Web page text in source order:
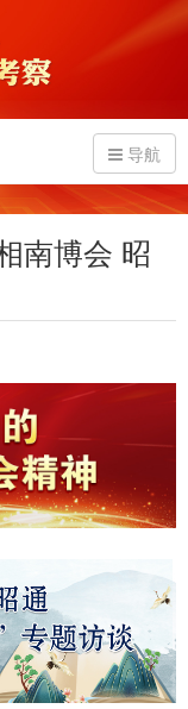
导航
南博会 昭